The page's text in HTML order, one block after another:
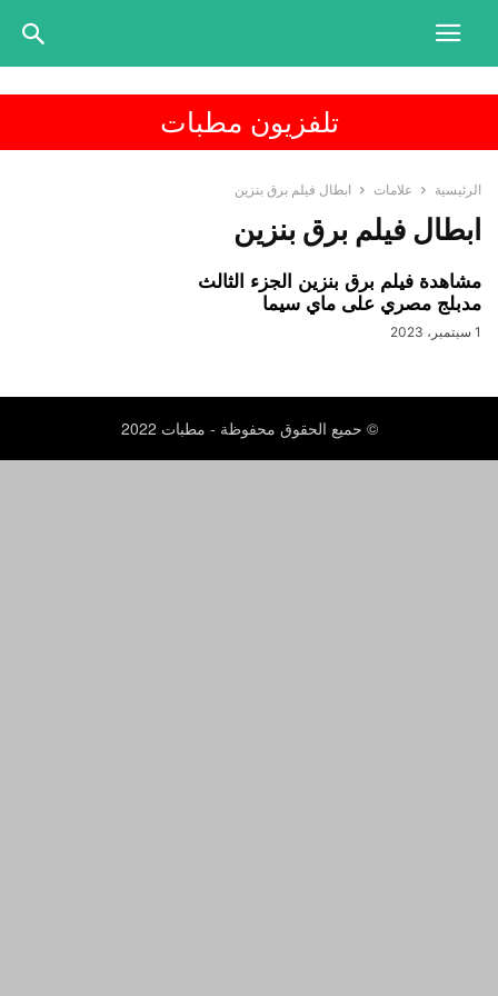
تلفزيون مطبات
الرئيسية علامات ابطال فيلم برق بنزين
ابطال فيلم برق بنزين
مشاهدة فيلم برق بنزين الجزء الثالث
مدبلج مصري على ماي سيما
1 سبتمبر، 2023
© حميع الحقوق محفوظة - مطبات 2022